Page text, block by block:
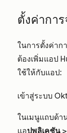
ตั้งค่าการ
ในการตั้งค่าก
ต้องเพิ่มแอป
ใช้ให้กับแอป:
เข้าสู่ระบบ
ในเมนูแถบด้า
แอปพลิเคชัน>